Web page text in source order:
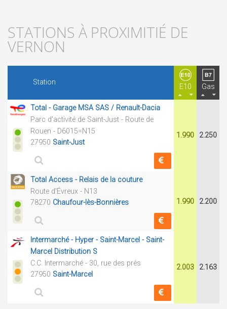
STATIONS À PROXIMITIÉ DE
VERNON
Station
E10 Gas
Total - Garage MSA SAS / Renault-Dacia
Parc d'activité de Saint-Just - Route de
Rouen - D6015=N15
27950 Saint-Just
1.990 2.250
Total Access - Relais de la couture
Route d'Évreux - N13
78270 Chaufour-lès-Bonnières 1.990 2.200
Intermarché - Hyper - Saint-Marcel - Saint-
Marcel Distribution S
C.C. Intermarché - 30, rue des prés
27950 Saint-Marcel
2.003 2.163